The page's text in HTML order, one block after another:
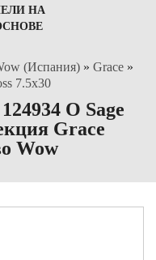
НА
(Испания) » Grace »
7.5x30
O Sage
Grace
Wow